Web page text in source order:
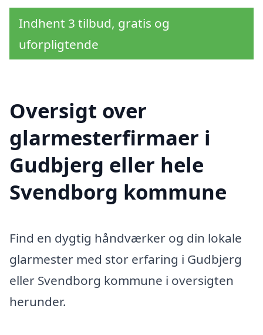
Indhent 3 tilbud, gratis og
uforpligtende
Oversigt over
glarmesterfirmaer i
Gudbjerg eller hele
Svendborg kommune
Find en dygtig håndværker og din lokale
glarmester med stor erfaring i Gudbjerg
eller Svendborg kommune i oversigten
herunder.